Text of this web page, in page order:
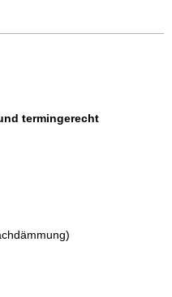
termingerecht